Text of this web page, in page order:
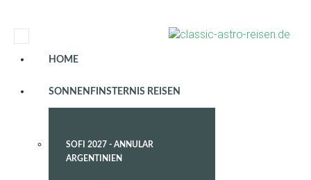
HOME
SONNENFINSTERNIS REISEN
SOFI 2027 - ANNULAR
ARGENTINIEN